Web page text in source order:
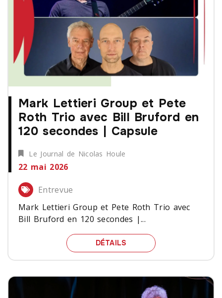
Mark Lettieri Group et Pete
Roth Trio avec Bill Bruford en
120 secondes | Capsule
Le Journal de Nicolas Houle
22 mai 2026
Entrevue
Mark Lettieri Group et Pete Roth Trio avec
Bill Bruford en 120 secondes |...
DÉTAILS MARK LETTIERI GROUP